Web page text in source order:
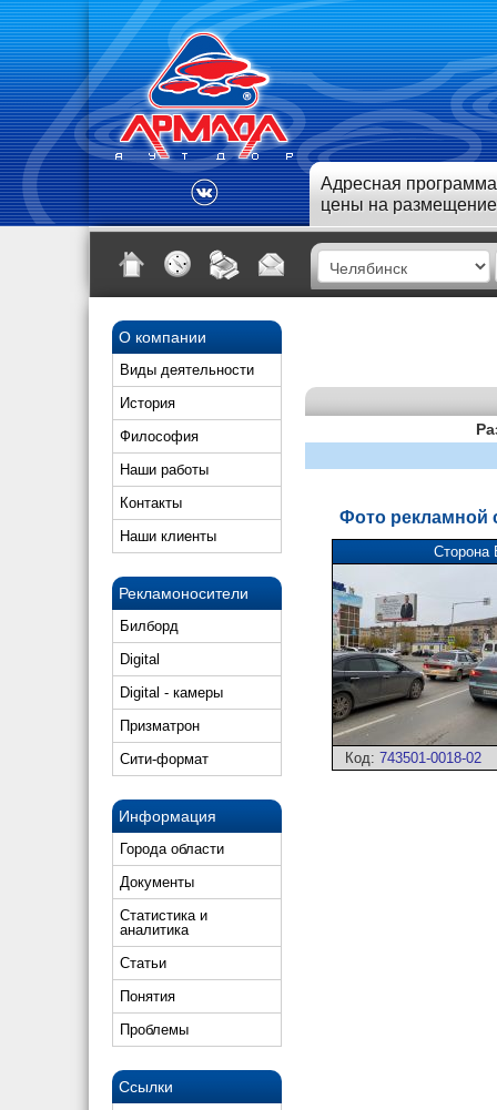
Адресная
цены на размещение
О компании
Виды деятельности
История
Философия
Наши работы
Контакты
Наши клиенты
Рекламоносители
Билборд
Digital
Digital - камеры
Призматрон
Сити-формат
Информация
Города области
Документы
Статистика и
аналитика
Статьи
Понятия
Проблемы
Ссылки
Фото рекламной
Сторона
Код: 743501-0018-02